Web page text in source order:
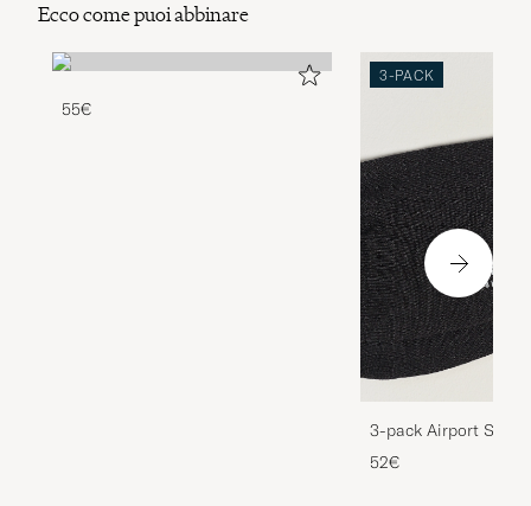
Ecco come puoi abbinare
55€
3-PACK
3-pack Airport
Melange
52€